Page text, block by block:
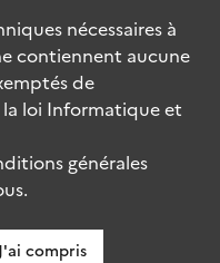
nécessaires à
contiennent aucune
de
loi Informatique et
générales
J'ai compris